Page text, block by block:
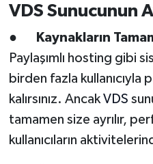
VDS Sunucunun
●
Kaynakların
Paylaşımlı hosting gibi
birden fazla kullanıcıyla
kalırsınız. Ancak VDS
tamamen size ayrılır,
kullanıcıların